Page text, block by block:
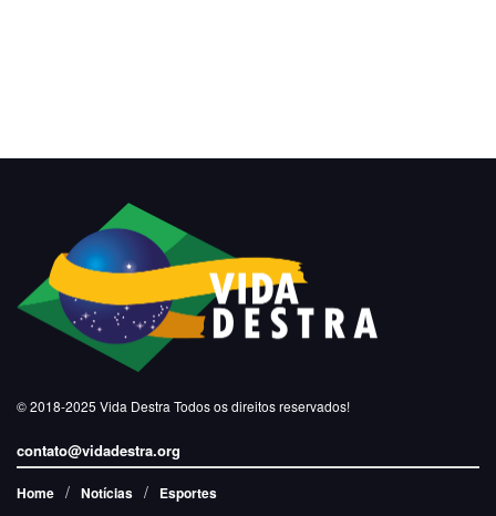
© 2018-2025 Vida DestraTodos os direitos reservados!
contato@vidadestra.org
Home Notícias Esportes